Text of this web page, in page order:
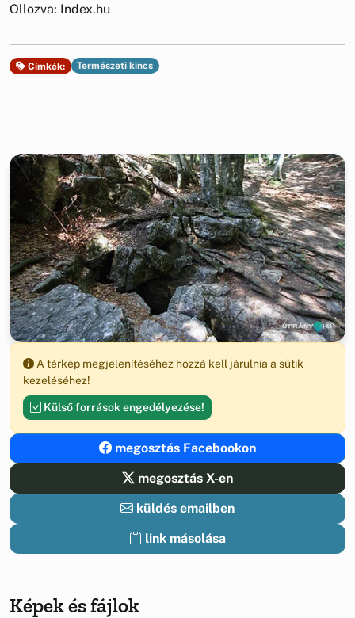
Ollozva: Index.hu
Címkék: Természeti kincs
A térkép megjelenítéséhez hozzá kell járulnia a sütik
kezeléséhez!
Külső források engedélyezése!
megosztás Facebookon
megosztás X-en
küldés emailben
link másolása
Képek és fájlok